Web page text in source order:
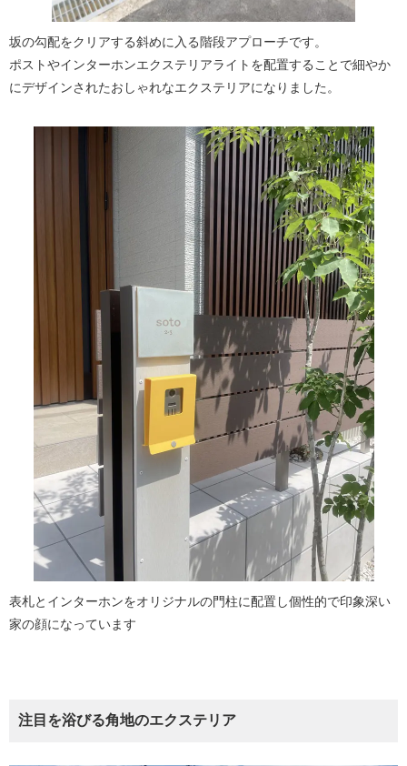
坂の勾配をクリアする斜めに入る階段アプローチです。
ポストやインターホンエクステリアライトを配置することで細やか
にデザインされたおしゃれなエクステリアになりました。
表札とインターホンをオリジナルの門柱に配置し個性的で印象深い
家の顔になっています
注目を浴びる角地のエクステリア